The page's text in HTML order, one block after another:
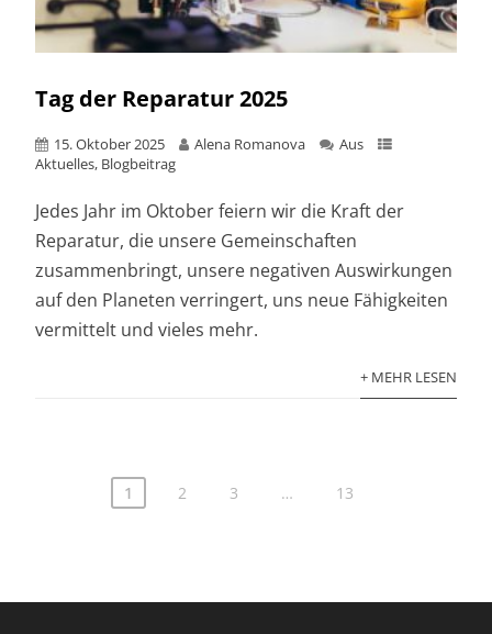
Tag der Reparatur 2025
15. Oktober 2025 Alena Romanova
Aus
Aktuelles, Blogbeitrag
Jedes Jahr im Oktober feiern wir die Kraft der
Reparatur, die unsere Gemeinschaften
zusammenbringt, unsere negativen Auswirkungen
auf den Planeten verringert, uns neue Fähigkeiten
vermittelt und vieles mehr.
+ MEHR LESEN
1 2 3 … 13